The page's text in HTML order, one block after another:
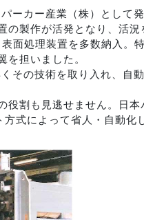
ーカー産業（株）として発
製作が活発となり、活況
処理装置を多数納入。
担いました。
その技術を取り入れ、自
割も見逃せません。日
式によって省人・自動化